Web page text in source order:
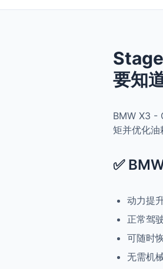
要知
BMW X3 -
矩并优化油
✅
动力提
正常驾
可随时
无需机